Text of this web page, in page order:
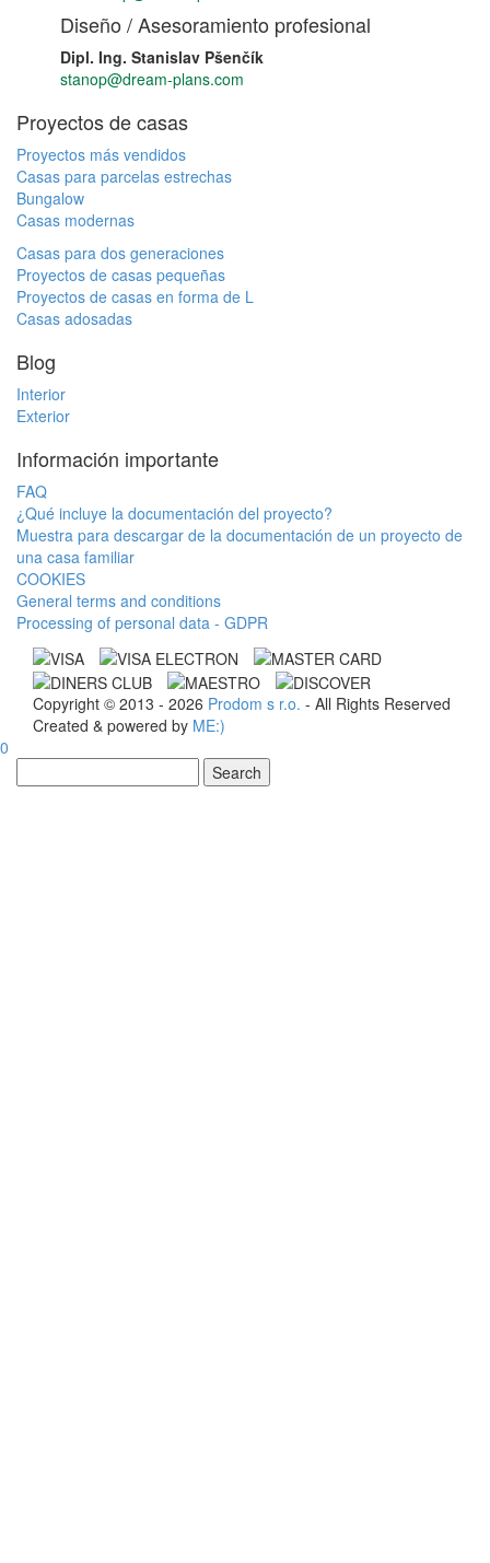
Diseño / Asesoramiento profesional
Dipl. Ing. Stanislav Pšenčík
stanop@dream-plans.com
Proyectos de casas
Proyectos más vendidos
Casas para parcelas estrechas
Bungalow
Casas modernas
Casas para dos generaciones
Proyectos de casas pequeñas
Proyectos de casas en forma de L
Casas adosadas
Blog
Interior
Exterior
Información importante
FAQ
¿Qué incluye la documentación del proyecto?
Muestra para descargar de la documentación de un proyecto de
una casa familiar
COOKIES
General terms and conditions
Processing of personal data - GDPR
Copyright © 2013 - 2026 Prodom s r.o. - All Rights Reserved
Created & powered by ME:)
0